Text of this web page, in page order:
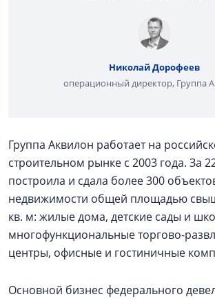
Николай Дорофеев
операционный директор, Группа
Группа Аквилон работает на
строительном рынке с 2003 года. За
построила и сдала более 300
недвижимости общей площадью
кв. м: жилые дома, детские сады и
многофункциональные торгово-
центры, офисные и гостиничные
Основной бизнес федерального